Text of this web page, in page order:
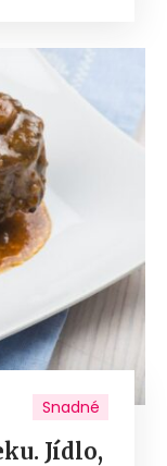
Snadné
Jídlo,